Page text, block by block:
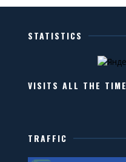
STATISTICS
VISITS ALL THE TIME
TRAFFIC